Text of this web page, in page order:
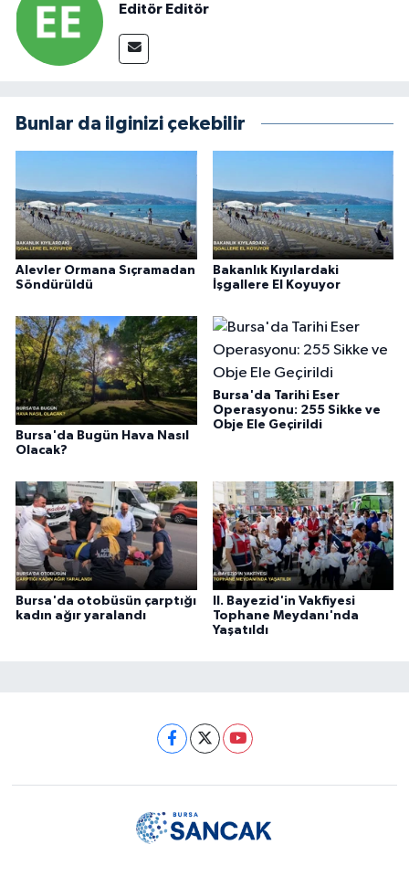
Editör Editör
Bunlar da ilginizi çekebilir
Alevler Ormana Sıçramadan
Söndürüldü
Bakanlık Kıyılardaki
İşgallere El Koyuyor
Bursa'da Bugün Hava Nasıl
Olacak?
Bursa'da Tarihi Eser
Operasyonu: 255 Sikke ve
Obje Ele Geçirildi
Bursa'da otobüsün çarptığı
kadın ağır yaralandı
II. Bayezid'in Vakfiyesi
Tophane Meydanı'nda
Yaşatıldı